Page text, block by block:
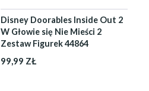
Disney Doorables Inside Out 2
W Głowie się Nie Mieści 2
Zestaw Figurek 44864
99,99 ZŁ